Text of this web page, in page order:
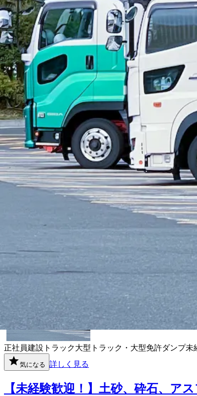
株式会社 バイタルエクスプレス 石巻営業所
想定給与
月給￥136,800
勤務地
宮城県石巻市
アルバイト長距離 医薬品トラック小型トラック・普通
気になる 詳しく見る
【正社員募集】アスファルト、砕
有限会社 山喜建材
勤務時間
宮城県石巻市
正社員建設 トラック大型トラック・大型免許ダンプ未
気になる 詳しく見る
【未経験歓迎！】土砂、砕石、ア